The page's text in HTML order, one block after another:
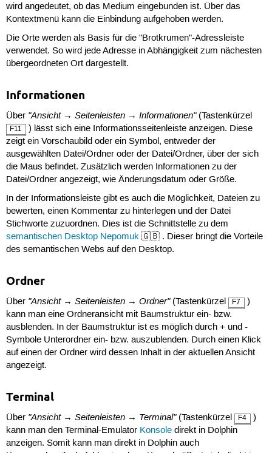
wird angedeutet, ob das Medium eingebunden ist. Über das
Kontextmenü kann die Einbindung aufgehoben werden.
Die Orte werden als Basis für die "Brotkrumen"-Adressleiste
verwendet. So wird jede Adresse in Abhängigkeit zum nächesten
übergeordneten Ort dargestellt.
Informationen
Über "Ansicht → Seitenleisten → Informationen"(Tastenkürzel
F11
) lässt sich eine Informationsseitenleiste anzeigen. Diese
zeigt ein Vorschaubild oder ein Symbol, entweder der
ausgewählten Datei/Ordner oder der Datei/Ordner, über der sich
die Maus befindet. Zusätzlich werden Informationen zu der
Datei/Ordner angezeigt, wie Änderungsdatum oder Größe.
In der Informationsleiste gibt es auch die Möglichkeit, Dateien zu
bewerten, einen Kommentar zu hinterlegen und der Datei
Stichworte zuzuordnen. Dies ist die Schnittstelle zu dem
semantischen Desktop Nepomuk🇬🇧 . Dieser bringt die Vorteile
des semantischen Webs auf den Desktop.
Ordner
Über "Ansicht → Seitenleisten → Ordner"(Tastenkürzel F7
)
kann man eine Ordneransicht mit Baumstruktur ein- bzw.
ausblenden. In der Baumstruktur ist es möglich durch + und -
Symbole Unterordner ein- bzw. auszublenden. Durch einen Klick
auf einen der Ordner wird dessen Inhalt in der aktuellen Ansicht
angezeigt.
Terminal
Über "Ansicht → Seitenleisten → Terminal"(Tastenkürzel F4
)
kann man den Terminal-Emulator Konsoledirekt in Dolphin
anzeigen. Somit kann man direkt in Dolphin auch